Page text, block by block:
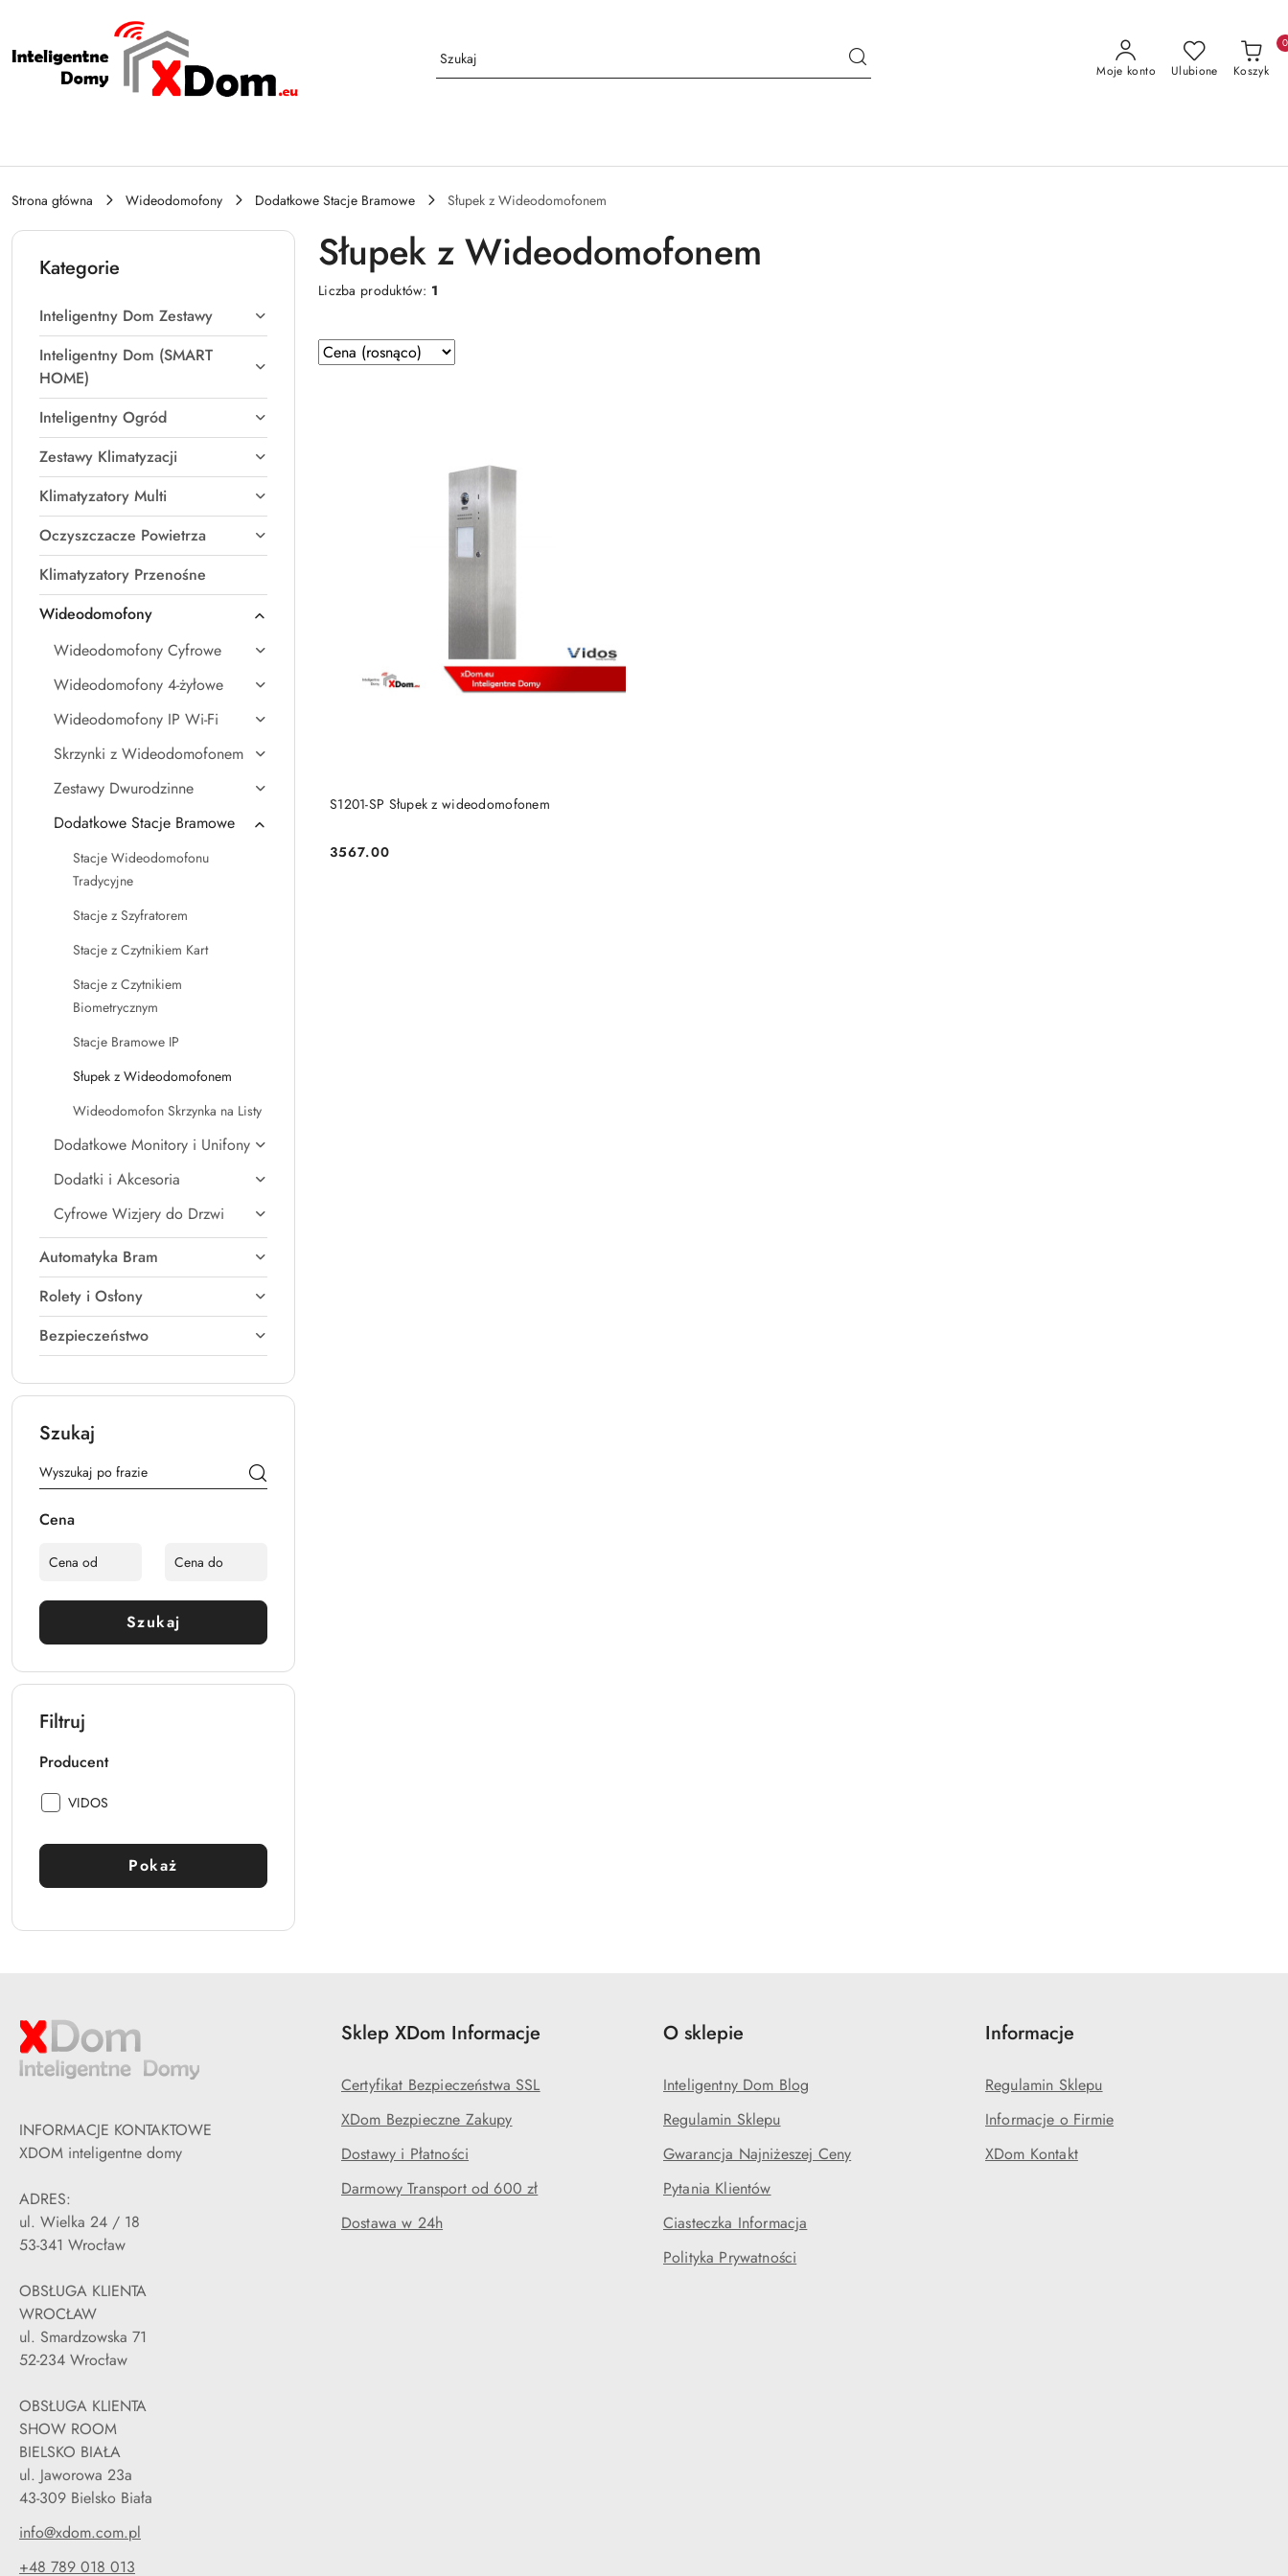
Przejdź do treści głównej
Przejdź do wyszukiwarki
Przejdź do moje konto
Przejdź do menu głównego
Przejdź do stopki
Moje konto Ulubione Koszyk
0
Strona główna Wideodomofony Dodatkowe Stacje Bramowe Słupek z Wideodomofonem
Kategorie
Inteligentny Dom Zestawy
Inteligentny Dom (SMART
HOME)
Inteligentny Ogród
Zestawy Klimatyzacji
Klimatyzatory Multi
Oczyszczacze Powietrza
Klimatyzatory Przenośne
Wideodomofony
Wideodomofony Cyfrowe
Wideodomofony 4-żyłowe
Wideodomofony IP Wi-Fi
Skrzynki z Wideodomofonem
Zestawy Dwurodzinne
Dodatkowe Stacje Bramowe
Stacje Wideodomofonu
Tradycyjne
Stacje z Szyfratorem
Stacje z Czytnikiem Kart
Stacje z Czytnikiem
Biometrycznym
Stacje Bramowe IP
Słupek z Wideodomofonem
Wideodomofon Skrzynka na Listy
Dodatkowe Monitory i Unifony
Dodatki i Akcesoria
Cyfrowe Wizjery do Drzwi
Automatyka Bram
Rolety i Osłony
Bezpieczeństwo
Szukaj
Cena
Szukaj
Filtruj
Producent
Producent:
VIDOS
Pokaż
Słupek z Wideodomofonem
Liczba produktów: 1
Zastosowano
sortowanie:
Sortuj
według
S1201-SP Słupek z wideodomofonem
Cena:
3567.00
BRAK TOWARU
INFORMACJE KONTAKTOWE
XDOM inteligentne domy
ADRES:
ul. Wielka 24 / 18
53-341 Wrocław
OBSŁUGA KLIENTA
WROCŁAW
ul. Smardzowska 71
52-234 Wrocław
OBSŁUGA KLIENTA
SHOW ROOM
BIELSKO BIAŁA
ul. Jaworowa 23a
43-309 Bielsko Biała
info@xdom.com.pl
+48 789 018 013
Sklep XDom Informacje
Certyfikat Bezpieczeństwa SSL
XDom Bezpieczne Zakupy
Dostawy i Płatności
Darmowy Transport od 600 zł
Dostawa w 24h
O sklepie
Inteligentny Dom Blog
Regulamin Sklepu
Gwarancja Najniżeszej Ceny
Pytania Klientów
Ciasteczka Informacja
Polityka Prywatności
Informacje
Regulamin Sklepu
Informacje o Firmie
XDom Kontakt